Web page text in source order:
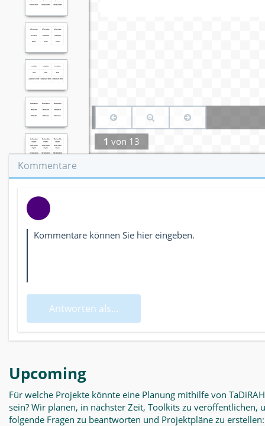
1 von 13
Kommentare
Antworten als...
Upcoming
Für welche Projekte könnte eine Planung mithilfe von
sein? Wir planen, in nächster Zeit, Toolkits zu veröffentlichen,
folgende Fragen zu beantworten und Projektpläne zu erstellen: